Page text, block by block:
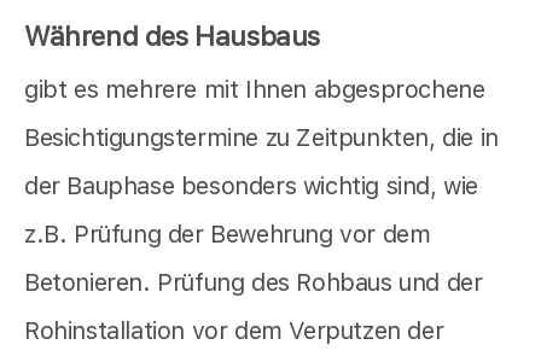
Während des Hausbaus
gibt es mehrere mit Ihnen abgesprochene
Besichtigungstermine zu Zeitpunkten, die in
der Bauphase besonders wichtig sind, wie
z.B. Prüfung der Bewehrung vor dem
Betonieren. Prüfung des Rohbaus und der
Rohinstallation vor dem Verputzen der